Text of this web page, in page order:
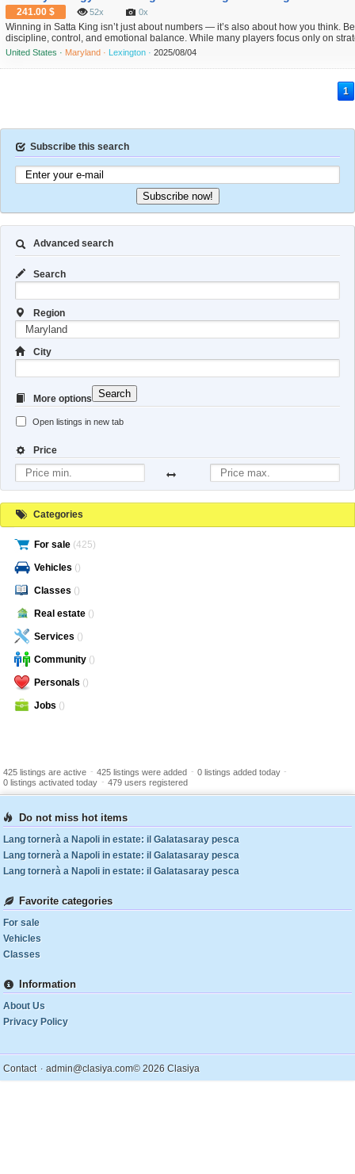
241.00 $ 52x 0x
Winning in Satta King isn’t just about numbers — it’s also about how you think.
discipline, control, and emotional balance. While many players focus only on
side of the game, If you liked this post and you would such as to get additional
United States · Maryland · Lexington ·2025/08/04
1
Subscribe this search
Subscribe now!
Advanced search
Search
Region
City
More options
Open listings in new tab
Price
Search
Categories
For sale (425)
Vehicles ()
Classes ()
Real estate ()
Services ()
Community ()
Personals ()
Jobs ()
425 listings are active - 425 listings were added - 0 listings added today -
0 listings activated today - 479 users registered
Do not miss hot items
Lang tornerà a Napoli in estate: il Galatasaray pesca
Lang tornerà a Napoli in estate: il Galatasaray pesca
Lang tornerà a Napoli in estate: il Galatasaray pesca
Favorite categories
For sale
Vehicles
Classes
Information
About Us
Privacy Policy
Contact . admin@clasiya.com© 2026 Clasiya